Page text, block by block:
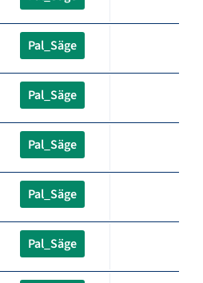
Pal_Säge
Pal_Säge
Pal_Säge
Pal_Säge
Pal_Säge